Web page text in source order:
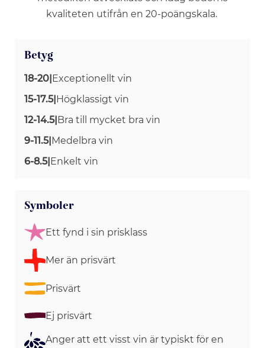
kvaliteten utifrån en 20-poängskala.
Betyg
18-20 Exceptionellt vin
15-17.5| Högklassigt vin
12-14.5| Bra till mycket bra vin
9-11.5| Medelbra vin
6-8.5| Enkelt vin
Symboler
Ett fynd i sin prisklass
Mer än prisvärt
Prisvärt
Ej prisvärt
Anger att ett visst vin är typiskt för en